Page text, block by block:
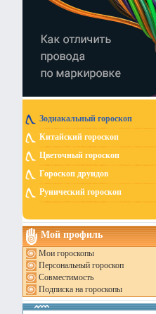
Зодиакальный гороскоп
Китайский гороскоп
Цветочный гороскоп
Гороскоп друидов
Рунический гороскоп
Мой профиль
Мои гороскопы
Персональный гороскоп
Совместимость
Подписка на гороскопы